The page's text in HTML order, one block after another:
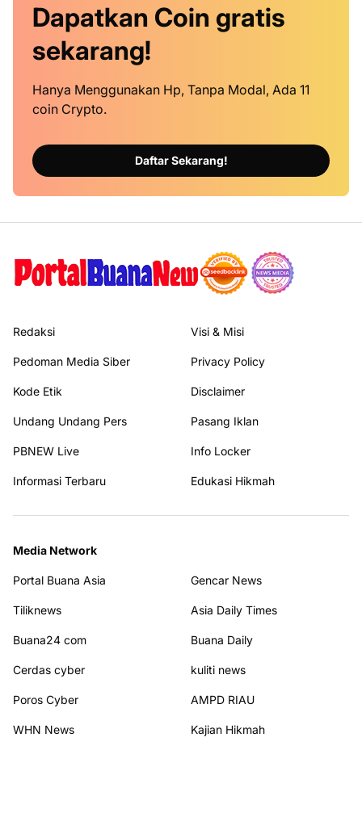
Dapatkan Coin gratis
sekarang!
Hanya Menggunakan Hp, Tanpa Modal, Ada 11
coin Crypto.
Daftar Sekarang!
Redaksi Visi & Misi
Pedoman Media Siber Privacy Policy
Kode Etik Disclaimer
Undang Undang Pers Pasang Iklan
PBNEW Live Info Locker
Informasi Terbaru Edukasi Hikmah
Media Network
Portal Buana Asia Gencar News
Tiliknews Asia Daily Times
Buana24 com Buana Daily
Cerdas cyber kuliti news
Poros Cyber AMPD RIAU
WHN News Kajian Hikmah